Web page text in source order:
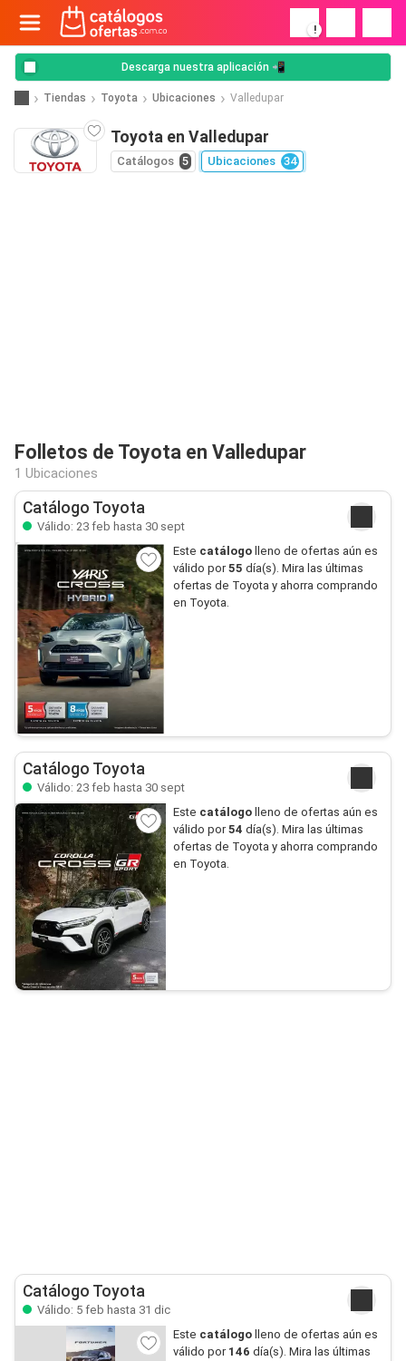
!
Descarga nuestra aplicación 📲
Tiendas Toyota Ubicaciones Valledupar
Toyota en Valledupar
Catálogos 5 Ubicaciones 34
Folletos de Toyota en Valledupar
1 Ubicaciones
Catálogo Toyota
Válido: 23 feb hasta 30 sept
Este catálogolleno de ofertas aún es
válido por55 día(s). Mira las últimas
ofertas de Toyota y ahorra comprando
en Toyota.
Catálogo Toyota
Válido: 23 feb hasta 30 sept
Este catálogolleno de ofertas aún es
válido por54 día(s). Mira las últimas
ofertas de Toyota y ahorra comprando
en Toyota.
Catálogo Toyota
Válido: 5 feb hasta 31 dic
Este catálogolleno de ofertas aún es
válido por 146 día(s). Mira las últimas